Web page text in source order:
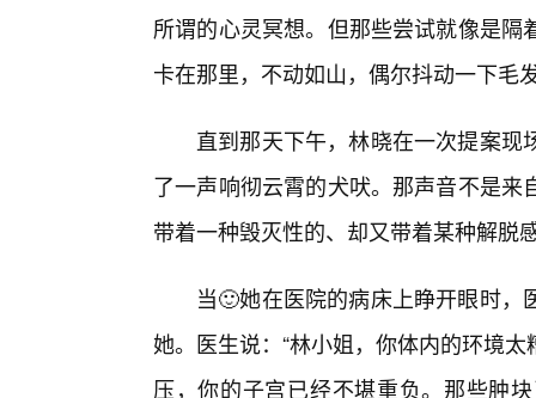
所谓的心灵冥想。但那些尝试就像是
卡在那里，不动如山，偶尔抖动一下毛
直到那天下午，林晓在一次提案
了一声响彻云霄的犬吠。那声音不是
带着一种毁灭性的、却又带着某种解脱
当🙂她在医院的病床上睁开眼时
她。医生说：“林小姐，你体内的环境
压，你的子宫已经不堪重负。那些肿